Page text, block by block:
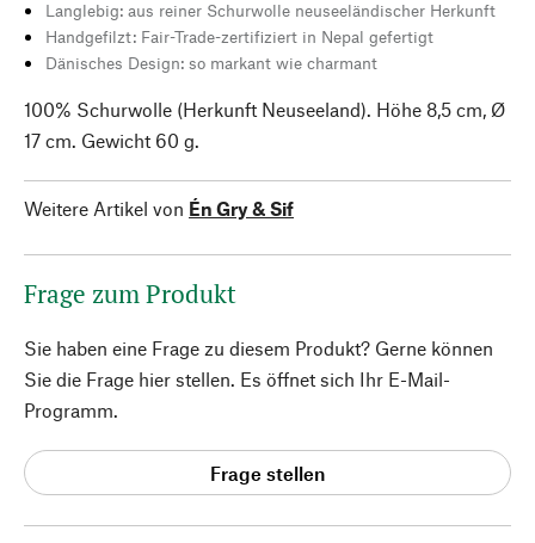
Langlebig: aus reiner Schurwolle neuseeländischer Herkunft
Handgefilzt: Fair-Trade-zertifiziert in Nepal gefertigt
Dänisches Design: so markant wie charmant
100% Schurwolle (Herkunft Neuseeland). Höhe 8,5 cm, Ø
17 cm. Gewicht 60 g.
Weitere Artikel von Én Gry & Sif
Frage zum Produkt
Sie haben eine Frage zu diesem Produkt? Gerne können
Sie die Frage hier stellen. Es öffnet sich Ihr E-Mail-
Programm.
Frage stellen